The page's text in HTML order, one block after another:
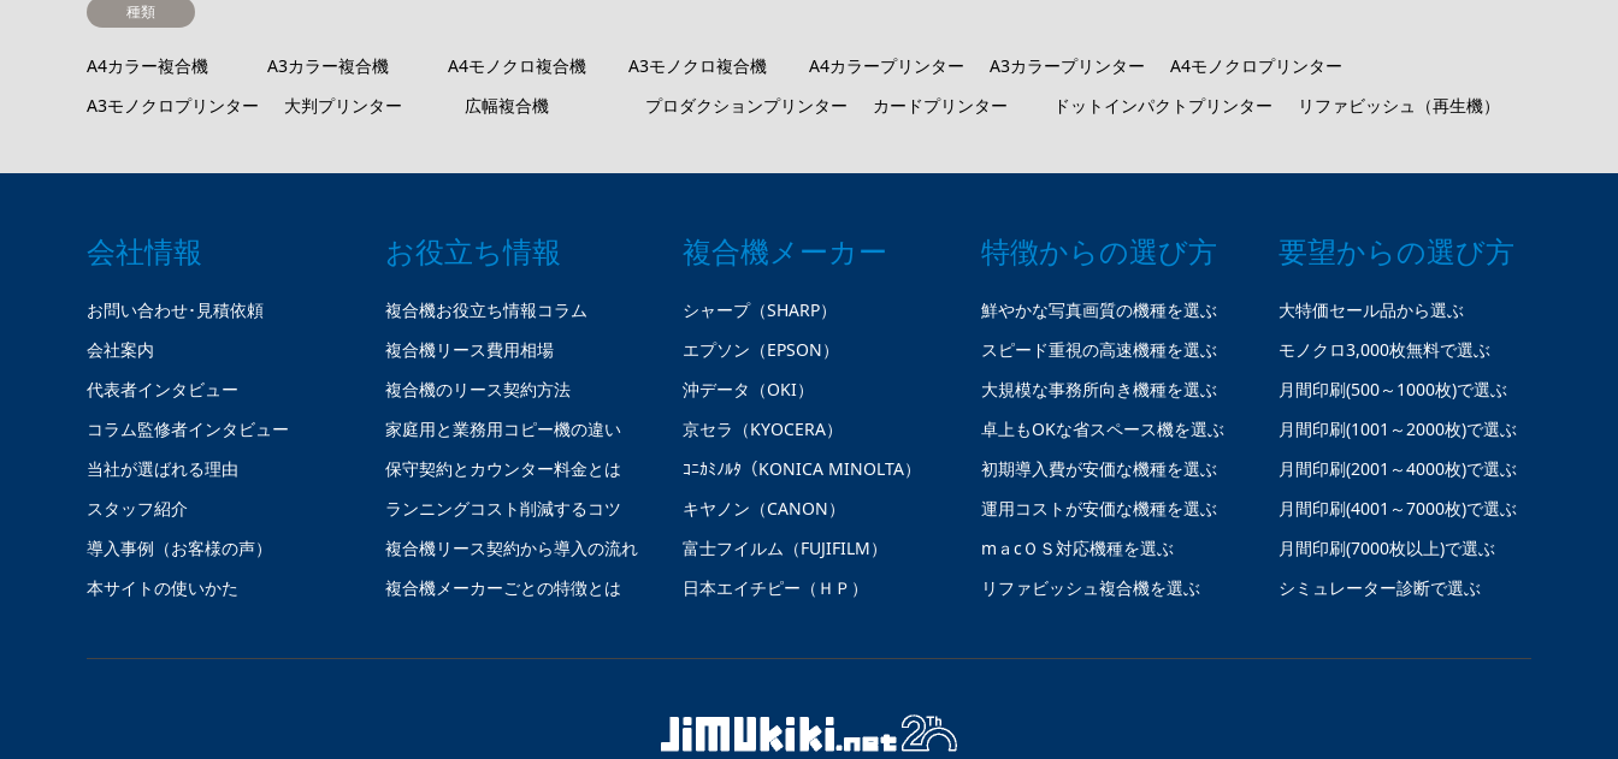
種類
A4カラー複合機 A3カラー複合機 A4モノクロ複合機 A3モノクロ複合機 A4カラープリンター A3カラープリンター
A4モノクロプリンター
A3モノクロプリンター
大判プリンター 広幅複合機 プロダクションプリンター カードプリンター ドットインパクトプリンター リファビッシュ（再生機）
会社情報
お問い合わせ･見積依頼
会社案内
代表者インタビュー
コラム監修者インタビュー
当社が選ばれる理由
スタッフ紹介
導入事例（お客様の声）
本サイトの使いかた
お役立ち情報
複合機お役立ち情報コラム
複合機リース費用相場
複合機のリース契約方法
家庭用と業務用コピー機の違い
保守契約とカウンター料金とは
ランニングコスト削減するコツ
複合機リース契約から導入の流れ
複合機メーカーごとの特徴とは
複合機メーカー
シャープ（SHARP）
エプソン（EPSON）
沖データ（OKI）
京セラ（KYOCERA）
ｺﾆｶﾐﾉﾙﾀ（KONICA MINOLTA）
キヤノン（CANON）
富士フイルム（FUJIFILM）
日本エイチピー（ＨＰ）
特徴からの選び方
鮮やかな写真画質の機種を選ぶ
スピード重視の高速機種を選ぶ
大規模な事務所向き機種を選ぶ
卓上もOKな省スペース機を選ぶ
初期導入費が安価な機種を選ぶ
運用コストが安価な機種を選ぶ
mａcＯＳ対応機種を選ぶ
リファビッシュ複合機を選ぶ
要望からの選び方
大特価セール品から選ぶ
モノクロ3,000枚無料で選ぶ
月間印刷(500～1000枚)で選ぶ
月間印刷(1001～2000枚)で選ぶ
月間印刷(2001～4000枚)で選ぶ
月間印刷(4001～7000枚)で選ぶ
月間印刷(7000枚以上)で選ぶ
シミュレーター診断で選ぶ